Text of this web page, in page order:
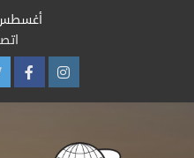
أغسطس 8,
Instagram